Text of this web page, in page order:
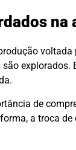
na
voltada
explorados.
de
a troca